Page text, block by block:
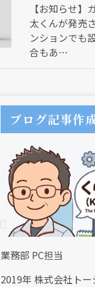
【お知らせ】
太くんが発売
ンションでも
合もあ…
ブログ記事作
業務部 PC担当
2019年 株式会社トー